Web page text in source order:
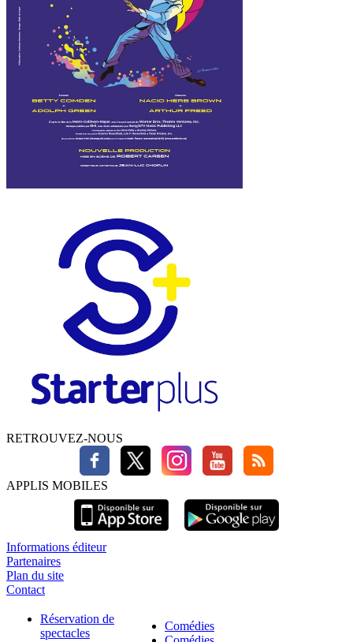
RETROUVEZ-NOUS
APPLIS MOBILES
Informations éditeur
Partenaires
Plan du site
Contact
Réservation de
spectacles
Comédies